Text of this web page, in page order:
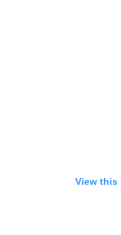
View this